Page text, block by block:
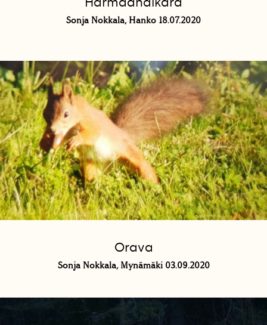
Sonja Nokkala, Hanko 18.07.2020
Orava
Sonja Nokkala, Mynämäki 03.09.2020